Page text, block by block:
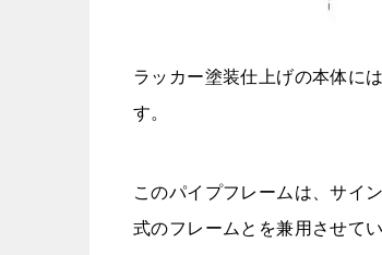
ラッカー塗装仕上げの本体に
す。
このパイプフレームは、サイ
式のフレームとを兼用させてい